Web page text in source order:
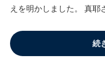
えを明かしました。 真耶
続